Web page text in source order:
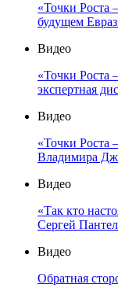
«Точки Роста
будущем
Видео
«Точки Роста
экспертная
Видео
«Точки Роста
Владимира
Видео
«Так кто
Сергей
Видео
Обратная